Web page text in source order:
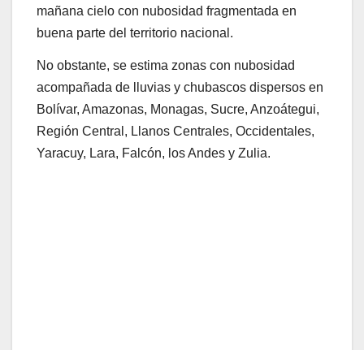
mañana cielo con nubosidad fragmentada en
buena parte del territorio nacional.
No obstante, se estima zonas con nubosidad
acompañada de lluvias y chubascos dispersos en
Bolívar, Amazonas, Monagas, Sucre, Anzoátegui,
Región Central, Llanos Centrales, Occidentales,
Yaracuy, Lara, Falcón, los Andes y Zulia.